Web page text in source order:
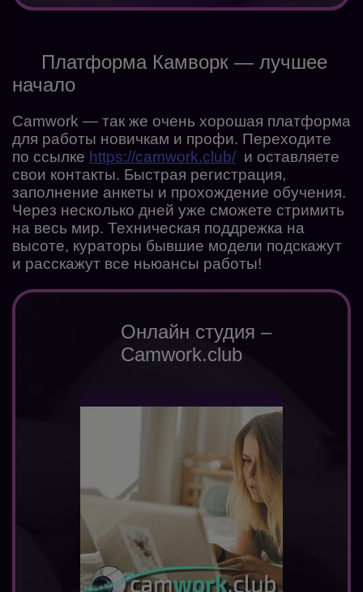
Платформа Камворк — лучшее
начало
Camwork — так же очень хорошая платформа
для работы новичкам и профи. Переходите
по ссылке https://camwork.club/ и оставляете
свои контакты. Быстрая регистрация,
заполнение анкеты и прохождение обучения.
Через несколько дней уже сможете стримить
на весь мир. Техническая поддрежка на
высоте, кураторы бывшие модели подскажут
и расскажут все ньюансы работы!
Онлайн студия –
Camwork.club